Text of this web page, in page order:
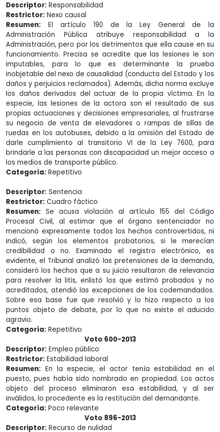
Descriptor: Responsabilidad
Restrictor: Nexo causal
Resumen: El artículo 190 de la Ley General de la
Administración Pública atribuye responsabilidad a la
Administración, pero por los detrimentos que ella cause en su
funcionamiento. Precisa se acredite que las lesiones le son
imputables, para lo que es determinante la prueba
inobjetable del nexo de causalidad (conducta del Estado y los
daños y perjuicios reclamados). Además, dicha norma excluye
los daños derivados del actuar de la propia víctima. En la
especie, las lesiones de la actora son el resultado de sus
propias actuaciones y decisiones empresariales, al frustrarse
su negocio de venta de elevadores o rampas de sillas de
ruedas en los autobuses, debido a la omisión del Estado de
darle cumplimiento al transitorio VI de la Ley 7600, para
brindarle a las personas con discapacidad un mejor acceso a
los medios de transporte público.
Categoría: Repetitivo
Descriptor: Sentencia
Restrictor: Cuadro fáctico
Resumen: Se acusa violación al artículo 155 del Código
Procesal Civil, al estimar que el órgano sentenciador no
mencionó expresamente todos los hechos controvertidos, ni
indicó, según los elementos probatorios, si le merecían
credibilidad o no. Examinado el registro electrónico, es
evidente, el Tribunal analizó las pretensiones de la demanda,
consideró los hechos que a su juicio resultaron de relevancia
para resolver la litis, enlistó los que estimó probados y no
acreditados, atendió las excepciones de los codemandados.
Sobre esa base fue que resolvió y lo hizo respecto a los
puntos objeto de debate, por lo que no existe el aducido
agravio.
Categoría: Repetitivo
Voto 600-2013
Descriptor: Empleo público
Restrictor: Estabilidad laboral
Resumen: En la especie, el actor tenía estabilidad en el
puesto, pues había sido nombrado en propiedad. Los actos
objeto del proceso eliminaron esa estabilidad, y al ser
inválidos, lo procedente es la restitución del demandante.
Categoría: Poco relevante
Voto 896-2013
Descriptor: Recurso de nulidad